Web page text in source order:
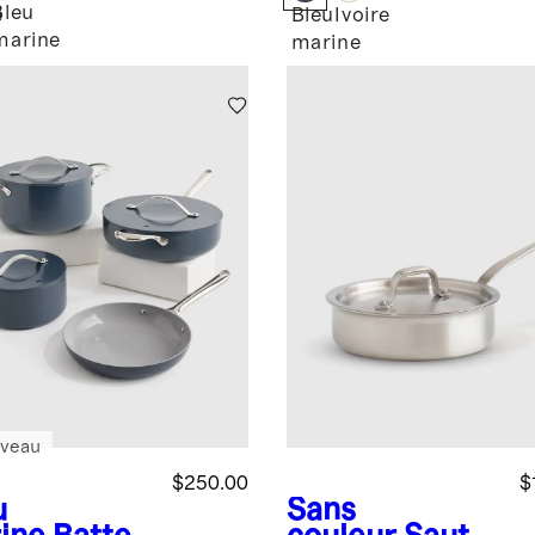
Bleu
marine
Ivoire
$250.00
Sans